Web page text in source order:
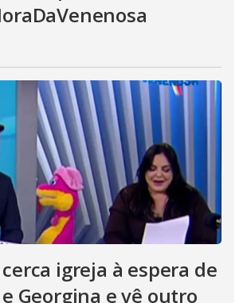
igreja à espera de
Georgina e vê outro